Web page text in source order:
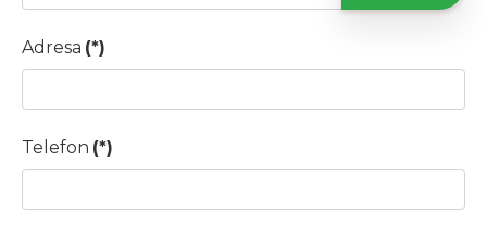
Adresa (*)
Telefon (*)